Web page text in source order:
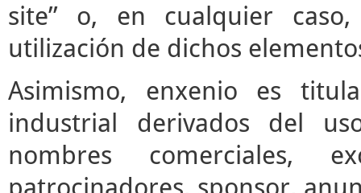
site” o, en cualquier
utilización de dichos
Asimismo, enxenio es
industrial derivados del
nombres comerciales,